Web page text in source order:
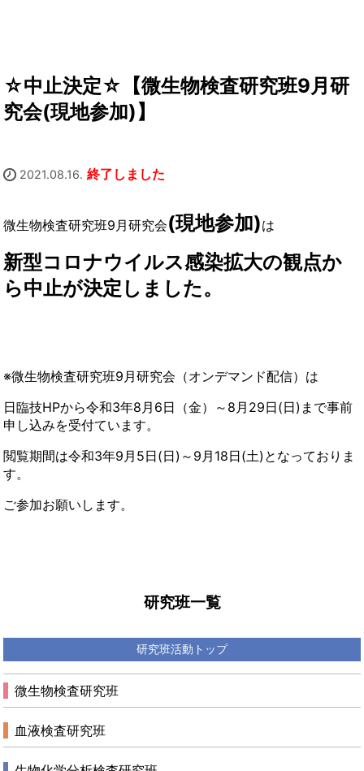
☆中止決定☆【微生物検査研究班9月研
究会(現地参加)】
2021.08.16. 終了しました
微生物検査研究班9月研究会(現地参加)は
新型コロナウイルス感染拡大の観点か
ら中止が決定しました。
※微生物検査研究班9月研究会（オンデマンド配信）は
日臨技HPから令和3年8月6日（金）～8月 29日(日)まで事前
申し込みを受付ています。
閲覧期間は令和3年9月5日(日) ～9月 18日(土)となっておりま
す。
ご参加お願いします。
研究班一覧
研究班活動トップ
微生物検査研究班
血液検査研究班